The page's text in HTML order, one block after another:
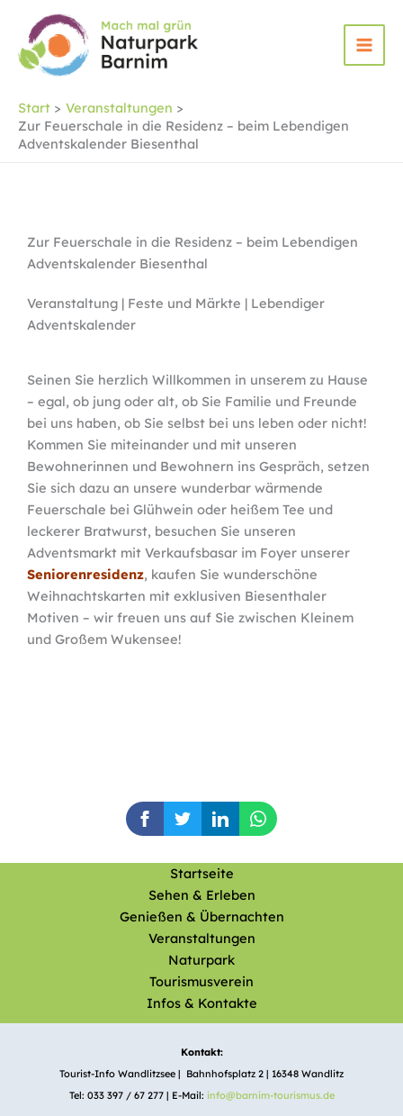
Inhalt
springen
Start
Veranstaltungen
Zur Feuerschale in die Residenz – beim Lebendigen
Adventskalender Biesenthal
Zur Feuerschale in die Residenz – beim Lebendigen
Adventskalender Biesenthal
Veranstaltung | Feste und Märkte | Lebendiger
Adventskalender
Seinen Sie herzlich Willkommen in unserem zu Hause
– egal, ob jung oder alt, ob Sie Familie und Freunde
bei uns haben, ob Sie selbst bei uns leben oder nicht!
Kommen Sie miteinander und mit unseren
Bewohnerinnen und Bewohnern ins Gespräch, setzen
Sie sich dazu an unsere wunderbar wärmende
Feuerschale bei Glühwein oder heißem Tee und
leckerer Bratwurst, besuchen Sie unseren
Adventsmarkt mit Verkaufsbasar im Foyer unserer
Seniorenresidenz, kaufen Sie wunderschöne
Weihnachtskarten mit exklusiven Biesenthaler
Motiven – wir freuen uns auf Sie zwischen Kleinem
und Großem Wukensee!
Startseite
Sehen & Erleben
Genießen & Übernachten
Veranstaltungen
Naturpark
Tourismusverein
Infos & Kontakte
Kontakt:
Tourist-Info Wandlitzsee | Bahnhofsplatz 2 | 16348 Wandlitz
Tel: 033 397 / 67 277 | E-Mail: info@barnim-tourismus.de